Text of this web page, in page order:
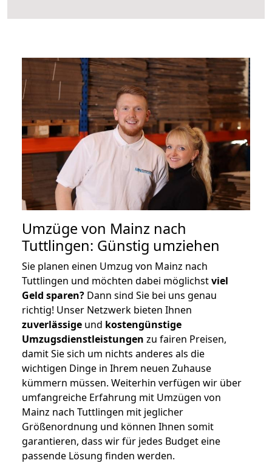
Umzüge von Mainz nach
Tuttlingen: Günstig umziehen
Sie planen einen Umzug von Mainz nach
Tuttlingen und möchten dabei möglichstviel
Geld sparen? Dann sind Sie bei uns genau
richtig! Unser Netzwerk bieten Ihnen
zuverlässige und kostengünstige
Umzugsdienstleistungen zu fairen Preisen,
damit Sie sich um nichts anderes als die
wichtigen Dinge in Ihrem neuen Zuhause
kümmern müssen. Weiterhin verfügen wir über
umfangreiche Erfahrung mit Umzügen von
Mainz nach Tuttlingen mit jeglicher
Größenordnung und können Ihnen somit
garantieren, dass wir für jedes Budget eine
passende Lösung finden werden.